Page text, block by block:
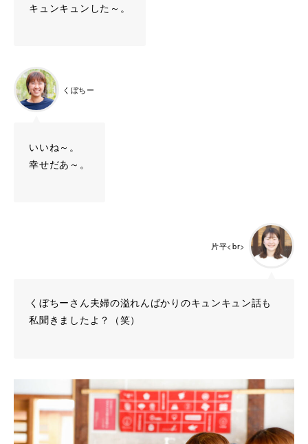
キュンキュンした～。
くぼちー
いいね～。
幸せだあ～。
片平<br>
くぼちーさん夫婦の溢れんばかりのキュンキュン話も
私聞きましたよ？（笑）